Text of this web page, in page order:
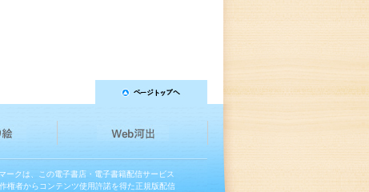
マークは、この電子書店・電子書籍配信サービス
権者からコンテンツ使用許諾を得た正規版配信